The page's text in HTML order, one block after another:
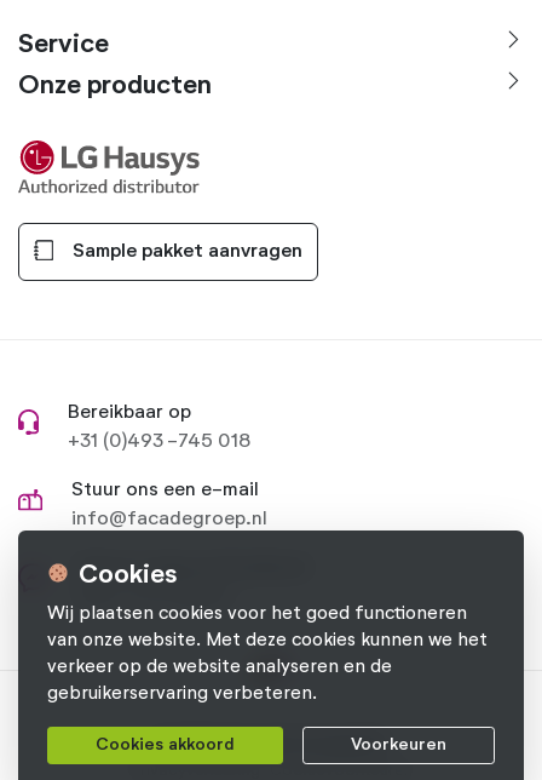
Service
Onze producten
Sample pakket aanvragen
Bereikbaar op
+31 (0)493 -745 018
Stuur ons een e-mail
info@facadegroep.nl
Stel je vraag op Facebook
© 2026 Facade Groep B.V.
Privacyverklaring Cookievoorkeuren
Cookies
Wij plaatsen cookies voor het goed functioneren
van onze website. Met deze cookies kunnen we het
verkeer op de website analyseren en de
gebruikerservaring verbeteren.
Cookies akkoord Voorkeuren